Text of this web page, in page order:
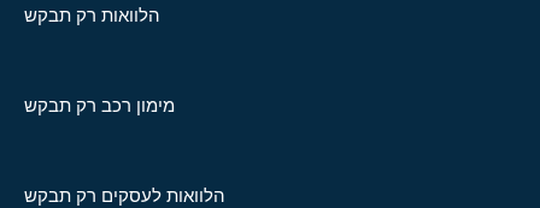
הלוואות רק תבקש
מימון רכב רק תבקש
הלוואות לעסקים רק תבקש